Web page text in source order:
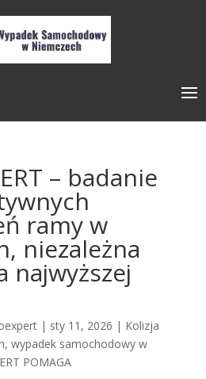
– badanie
ramy w
niezależna
najwyższej
| sty 11, 2026 | Kolizja
, wypadek samochodowy w
POMAGA